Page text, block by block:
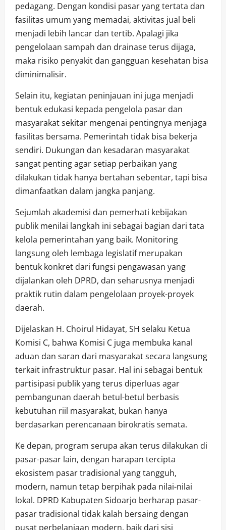
pedagang. Dengan kondisi pasar yang tertata dan
fasilitas umum yang memadai, aktivitas jual beli
menjadi lebih lancar dan tertib. Apalagi jika
pengelolaan sampah dan drainase terus dijaga,
maka risiko penyakit dan gangguan kesehatan bisa
diminimalisir.
Selain itu, kegiatan peninjauan ini juga menjadi
bentuk edukasi kepada pengelola pasar dan
masyarakat sekitar mengenai pentingnya menjaga
fasilitas bersama. Pemerintah tidak bisa bekerja
sendiri. Dukungan dan kesadaran masyarakat
sangat penting agar setiap perbaikan yang
dilakukan tidak hanya bertahan sebentar, tapi bisa
dimanfaatkan dalam jangka panjang.
Sejumlah akademisi dan pemerhati kebijakan
publik menilai langkah ini sebagai bagian dari tata
kelola pemerintahan yang baik. Monitoring
langsung oleh lembaga legislatif merupakan
bentuk konkret dari fungsi pengawasan yang
dijalankan oleh DPRD, dan seharusnya menjadi
praktik rutin dalam pengelolaan proyek-proyek
daerah.
Dijelaskan H. Choirul Hidayat, SH selaku Ketua
Komisi C, bahwa Komisi C juga membuka kanal
aduan dan saran dari masyarakat secara langsung
terkait infrastruktur pasar. Hal ini sebagai bentuk
partisipasi publik yang terus diperluas agar
pembangunan daerah betul-betul berbasis
kebutuhan riil masyarakat, bukan hanya
berdasarkan perencanaan birokratis semata.
Ke depan, program serupa akan terus dilakukan di
pasar-pasar lain, dengan harapan tercipta
ekosistem pasar tradisional yang tangguh,
modern, namun tetap berpihak pada nilai-nilai
lokal. DPRD Kabupaten Sidoarjo berharap pasar-
pasar tradisional tidak kalah bersaing dengan
pusat perbelanjaan modern, baik dari sisi